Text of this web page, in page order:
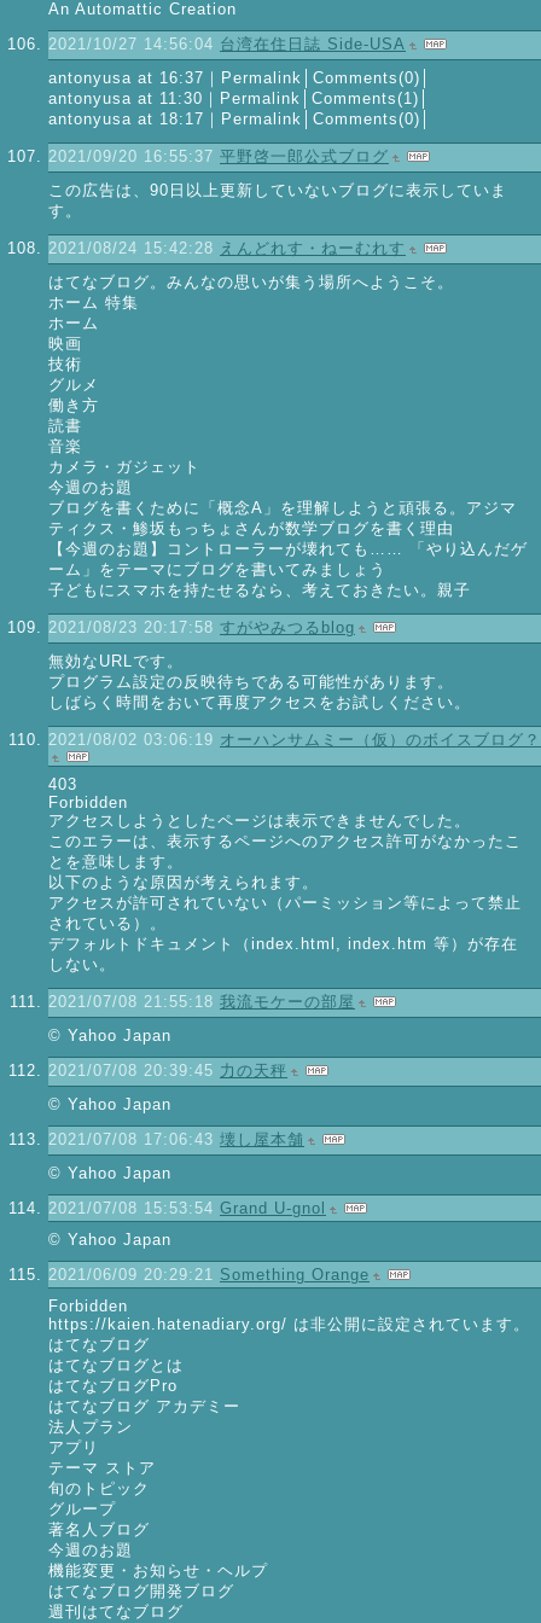
An Automattic Creation
2021/10/27 14:56:04 台湾在住日誌 Side-USA
antonyusa at 16:37｜Permalink│Comments(0)│
antonyusa at 11:30｜Permalink│Comments(1)│
antonyusa at 18:17｜Permalink│Comments(0)│
2021/09/20 16:55:37 平野啓一郎公式ブログ
この広告は、90日以上更新していないブログに表示していま
す。
2021/08/24 15:42:28 えんどれす・ねーむれす
はてなブログ。みんなの思いが集う場所へようこそ。
ホーム 特集
ホーム
映画
技術
グルメ
働き方
読書
音楽
カメラ・ガジェット
今週のお題
ブログを書くために「概念A」を理解しようと頑張る。アジマ
ティクス・鯵坂もっちょさんが数学ブログを書く理由
【今週のお題】コントローラーが壊れても…… 「やり込んだゲ
ーム」をテーマにブログを書いてみましょう
子どもにスマホを持たせるなら、考えておきたい。親子
2021/08/23 20:17:58 すがやみつるblog
無効なURLです。
プログラム設定の反映待ちである可能性があります。
しばらく時間をおいて再度アクセスをお試しください。
2021/08/02 03:06:19 オーハンサムミー（仮）のボイスブログ？
403
Forbidden
アクセスしようとしたページは表示できませんでした。
このエラーは、表示するページへのアクセス許可がなかったこ
とを意味します。
以下のような原因が考えられます。
アクセスが許可されていない（パーミッション等によって禁止
されている）。
デフォルトドキュメント（index.html, index.htm 等）が存在
しない。
2021/07/08 21:55:18 我流モケーの部屋
© Yahoo Japan
2021/07/08 20:39:45 力の天秤
© Yahoo Japan
2021/07/08 17:06:43 壊し屋本舗
© Yahoo Japan
2021/07/08 15:53:54 Grand U-gnol
© Yahoo Japan
2021/06/09 20:29:21 Something Orange
Forbidden
https://kaien.hatenadiary.org/ は非公開に設定されています。
はてなブログ
はてなブログとは
はてなブログPro
はてなブログ アカデミー
法人プラン
アプリ
テーマ ストア
旬のトピック
グループ
著名人ブログ
今週のお題
機能変更・お知らせ・ヘルプ
はてなブログ開発ブログ
週刊はてなブログ